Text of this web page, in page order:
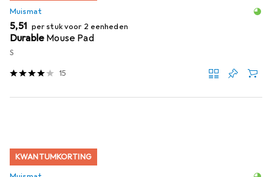
Muismat
EUR
5,51 per stuk voor 2 eenheden
Durable Mouse Pad
S
15
KWANTUMKORTING